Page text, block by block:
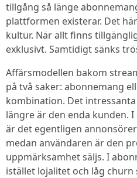
tillgång så länge
plattformen existerar. Det
kultur. När allt finns
exklusivt. Samtidigt sänks
Affärsmodellen bakom
på två saker: abonnemang
kombination. Det
längre är den enda kunden.
är det egentligen
medan användaren är den
uppmärksamhet säljs. I
istället lojalitet och låg churn